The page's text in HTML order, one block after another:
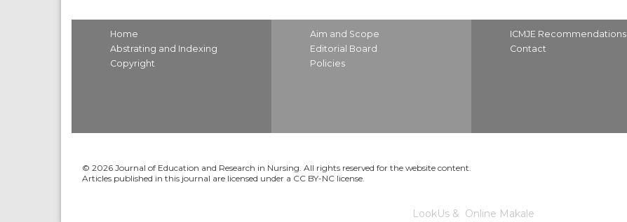
Home
Abstrating and Indexing
Copyright
Aim and Scope
Editorial Board
Policies
ICMJE Recommendations
Contact
© 2026 Journal of Education and Research in Nursing. All rights reserved for the website content.
Articles published in this journal are licensed under a CC BY-NC license.
LookUs& Online Makale